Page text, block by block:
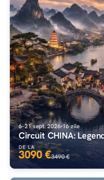
6–21 sept. 202616 zile
Circuit CHINA:
DE LA
3090 €3490 €